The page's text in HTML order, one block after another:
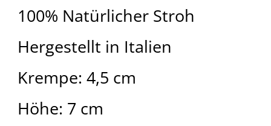
100% Natürlicher Stroh
Hergestellt in Italien
Krempe: 4,5 cm
Höhe: 7 cm